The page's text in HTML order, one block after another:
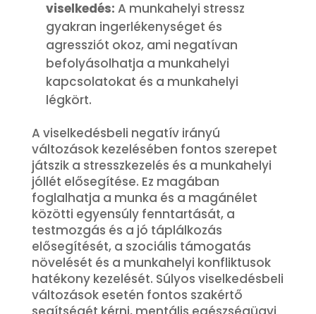
viselkedés: A munkahelyi stressz
gyakran ingerlékenységet és
agressziót okoz, ami negatívan
befolyásolhatja a munkahelyi
kapcsolatokat és a munkahelyi
légkört.
A viselkedésbeli negatív irányú
változások kezelésében fontos szerepet
játszik a stresszkezelés és a munkahelyi
jóllét elősegítése. Ez magában
foglalhatja a munka és a magánélet
közötti egyensúly fenntartását, a
testmozgás és a jó táplálkozás
elősegítését, a szociális támogatás
növelését és a munkahelyi konfliktusok
hatékony kezelését. Súlyos viselkedésbeli
változások esetén fontos szakértő